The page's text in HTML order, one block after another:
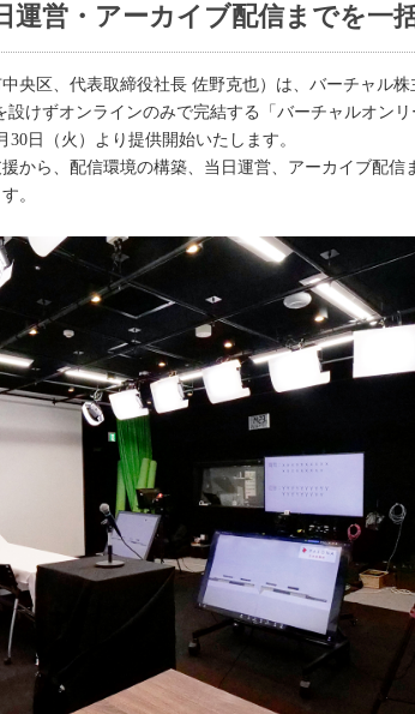
営・アーカイブ配信までを一
中央区、代表取締役社長 佐野克也）は、バーチャル
設けずオンラインのみで完結する「バーチャルオン
日（火）より提供開始いたします。
から、配信環境の構築、当日運営、アーカイブ配
。